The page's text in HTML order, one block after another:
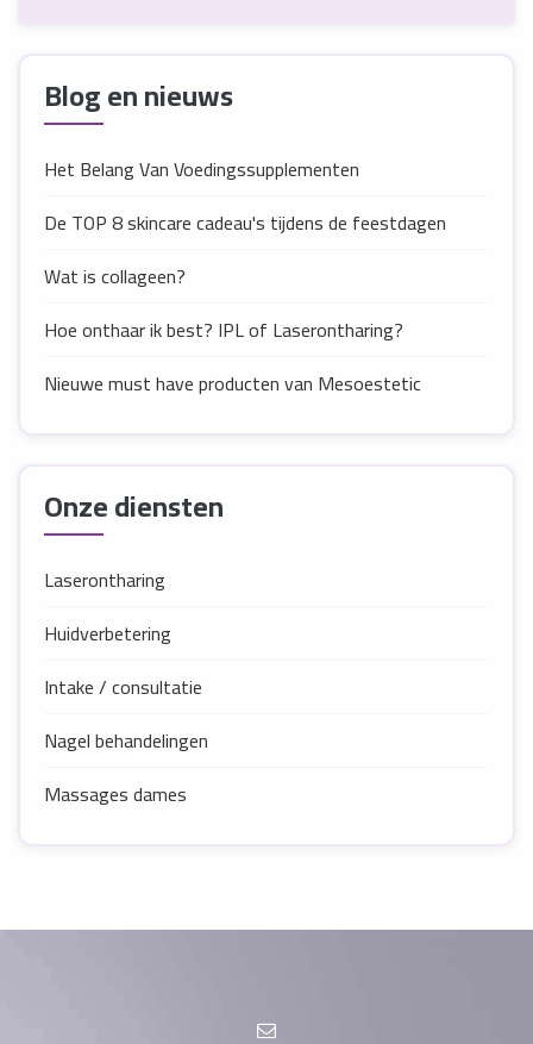
Blog en nieuws
Het Belang Van Voedingssupplementen
De TOP 8 skincare cadeau's tijdens de feestdagen
Wat is collageen?
Hoe onthaar ik best? IPL of Laserontharing?
Nieuwe must have producten van Mesoestetic
Onze diensten
Laserontharing
Huidverbetering
Intake / consultatie
Nagel behandelingen
Massages dames